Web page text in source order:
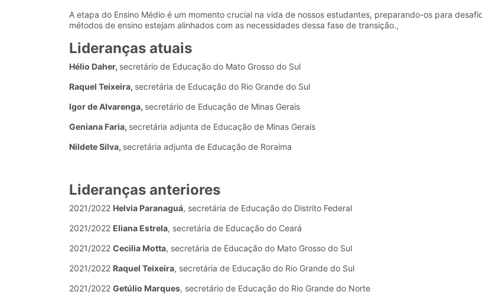
A etapa do Ensino Médio é um momento crucial na vida de nossos estudantes, preparando-os para
métodos de ensino estejam alinhados com as necessidades dessa fase de transição.,
Lideranças atuais
Hélio Daher, secretário de Educação do Mato Grosso do Sul
Raquel Teixeira, secretária de Educação do Rio Grande do Sul
Igor de Alvarenga, secretário de Educação de Minas Gerais
Geniana Faria, secretária adjunta de Educação de Minas Gerais
Nildete Silva, secretária adjunta de Educação de Roraima
Lideranças anteriores
2021/2022 Helvia Paranaguá, secretária de Educação do Distrito Federal
2021/2022 Eliana Estrela, secretária de Educação do Ceará
2021/2022 Cecilia Motta, secretária de Educação do Mato Grosso do Sul
2021/2022 Raquel Teixeira, secretária de Educação do Rio Grande do Sul
2021/2022 Getúlio Marques, secretário de Educação do Rio Grande do Norte